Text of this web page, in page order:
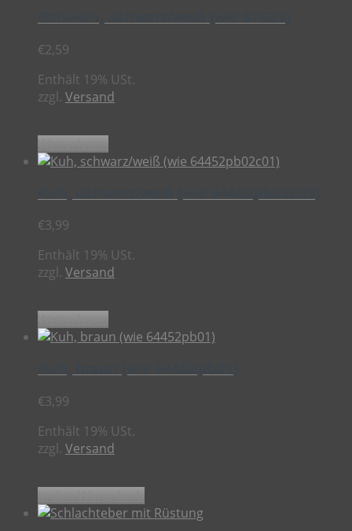
€2,59
Enthält 19% USt.
zzgl. Versand
€3,99
Enthält 19% USt.
zzgl. Versand
€3,99
Enthält 19% USt.
zzgl. Versand